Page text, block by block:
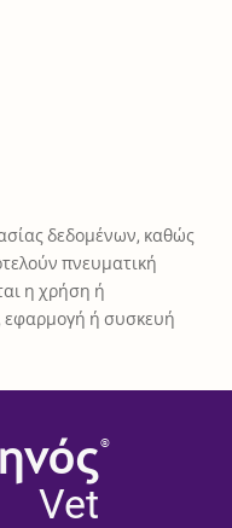
δεδομένων, καθώς
πνευματική
η χρήση ή
εφαρμογή ή συσκευή
®
Vet